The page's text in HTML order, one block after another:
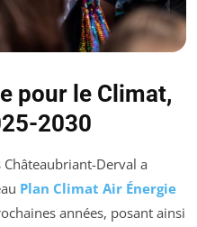
pour le Climat,
2030
Derval a
Plan Climat Air Énergie
années, posant ainsi